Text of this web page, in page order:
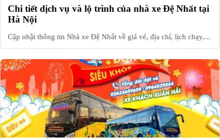
Chi tiết dịch vụ và lộ trình của nhà xe Đệ Nhất tại
Hà Nội
Cập nhật thông tin Nhà xe Đệ Nhất về giá vé, địa chỉ, lịch chạy,...